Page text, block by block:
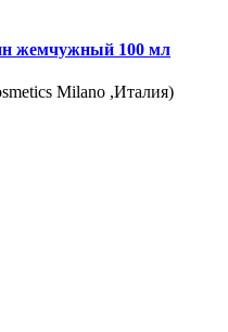
жемчужный 100 мл
Milano ,Италия)